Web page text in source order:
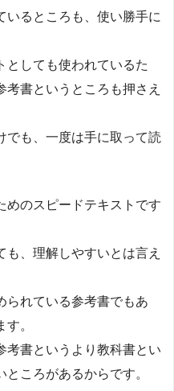
いるところも、使い勝手に
としても使われているた
書というところも押さえ
でも、一度は手に取って読
めのスピードテキストです
、理解しやすいとは言え
られている参考書でもあ
。
考書というより教科書とい
ころがあるからです。